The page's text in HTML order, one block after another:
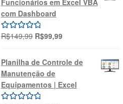
R$69,99.R$39,99.
com Dashboard
Avaliação
R$149,99 O
original
era:
R$149,99.
R$99,99O
atual
é:
R$99,99.
Planilha de Controle de
Manutenção de
Equipamentos | Excel